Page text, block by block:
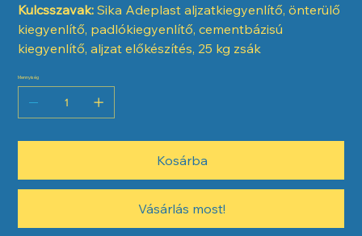
Kulcsszavak: Sika Adeplast aljzatkiegyenlítő, önterülő
kiegyenlítő, padlókiegyenlítő, cementbázisú
kiegyenlítő, aljzat előkészítés, 25 kg zsák
Mennyiség
Kosárba
Vásárlás most!